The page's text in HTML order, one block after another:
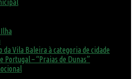
da Vila Baleira à categoria de cidade
Portugal – “Praias de Dunas”